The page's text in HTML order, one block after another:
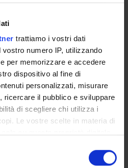
trattiamo i vostri dati
numero IP, utilizzando
per memorizzare e accedere
dispositivo al fine di
personalizzati, misurare
ricercare il pubblico e sviluppare
di scegliere chi utilizza i
Le vostre scelte in materia di
consenso in qualsiasi